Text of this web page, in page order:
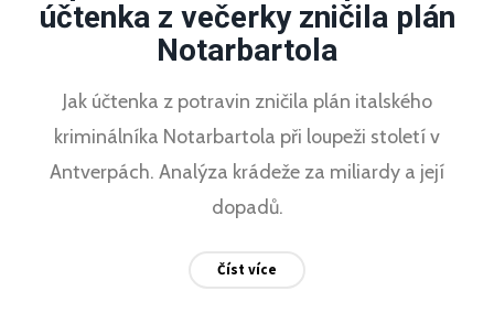
účtenka z večerky zničila plán
Notarbartola
Jak účtenka z potravin zničila plán italského
kriminálníka Notarbartola při loupeži století v
Antverpách. Analýza krádeže za miliardy a její
dopadů.
Číst více